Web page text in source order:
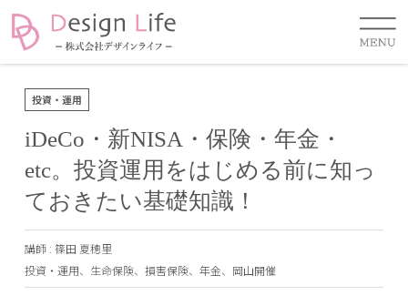
投資・運用
iDeCo・新NISA・保険・年金・
etc。投資運用をはじめる前に知っ
ておきたい基礎知識！
講師 : 篠田 夏穂里
投資・運用、 生命保険、 損害保険、 年金、 岡山開催